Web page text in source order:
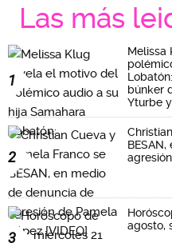
Las más
1
Melissa
búnker
Yturbe
2
3
agosto,